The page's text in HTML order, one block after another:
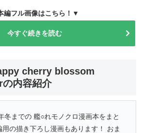
編フル画像はこちら！▼
今すぐ続きを読む
cherry blossom
内容紹介
冬までの 艦○れモノクロ漫画本をまと
の描き下ろし漫画もあります！ おま